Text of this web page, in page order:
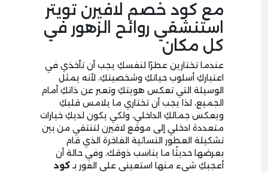
مع كود خصم لافيرن تويتر
استنشقي روائح الزهور في
كل مكان
عندما تختارين عطرًا لنفسكِ يجب أن تأخذي في
اعتباركِ أسلوب حياتكِ وشخصيتكِ، لأنه يمثل
الوسيلة التي تعكس هويتكِ وتعبر عن ذاتكِ أمام
الجميع، لذا يجب أن تختاري ما يلامس قلبكِ
ويعكس جمالكِ الداخلي، ولكي يكون لديكِ خيارات
متعددة ادخلي إلى موقع لافيرن لتنتقي من بين
تشكيلة العطور النسائية الفاخرة الذي قام
بعرضها حديثًا ما يناسب ذوقك، وفي حالة أن
أعجبكِ شيء منها استعيني على الفور بـكود